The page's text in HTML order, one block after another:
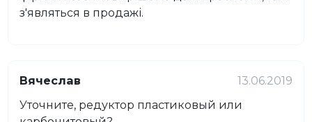
з'являться в продажі.
Вячеслав
13.06.2019
Уточните, редуктор пластиковый или